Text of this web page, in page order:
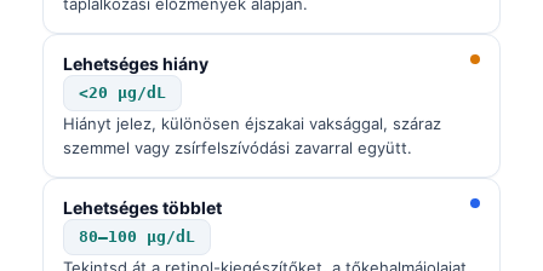
Lehetséges hiány
<20 µg/dL
Hiányt jelez, különösen éjszakai vaksággal, száraz
szemmel vagy zsírfelszívódási zavarral együtt.
Lehetséges többlet
80–100 µg/dL